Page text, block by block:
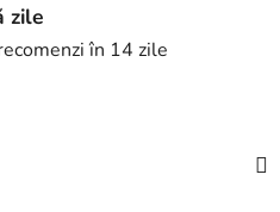
zile
în 14 zile